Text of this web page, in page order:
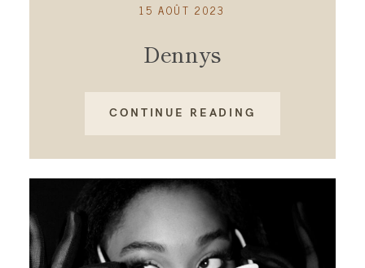
15 AOÛT 2023
Dennys
CONTINUE READING